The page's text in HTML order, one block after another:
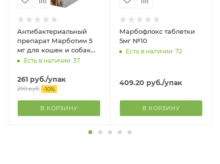
Антибактериальный
препарат Марботим 5
мг для кошек и собак
мелких пород, 10 табл.
Есть в наличии: 37
261 руб./упак
290руб. -10%
В КОРЗИНУ
Марбофлокс таблетки
5мг №10
Есть в наличии: 72
409.20 руб./упак
В КОРЗИНУ